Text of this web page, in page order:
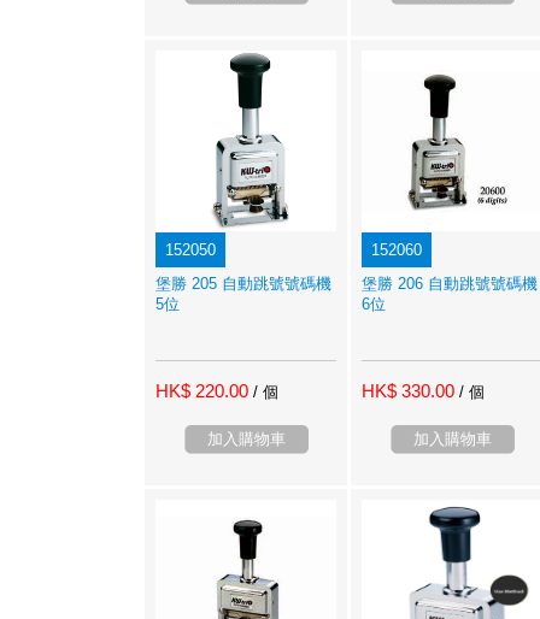
152050
堡勝 205 自動跳號號碼機
5位
HK$ 220.00 / 個
加入購物車
152060
堡勝 206 自動跳號號碼機
6位
HK$ 330.00 / 個
加入購物車